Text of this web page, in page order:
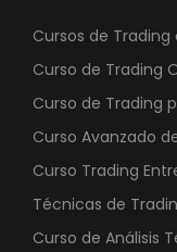
Cursos de Trading
Curso de Trading
Curso de Trading
Curso Avanzado
Curso Trading
Técnicas de
Curso de Análisis